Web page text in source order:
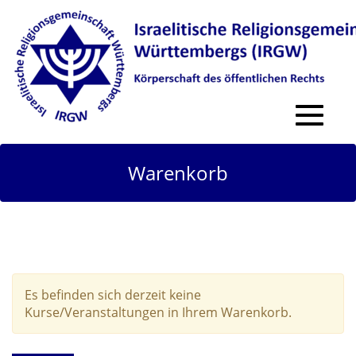
Toggle
Warenkorb
Es befinden sich derzeit keine
Kurse/Veranstaltungen in Ihrem Warenkorb.